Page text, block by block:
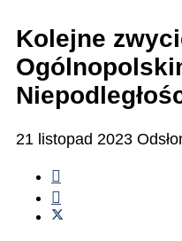
Kolejne
21 listopad 2023